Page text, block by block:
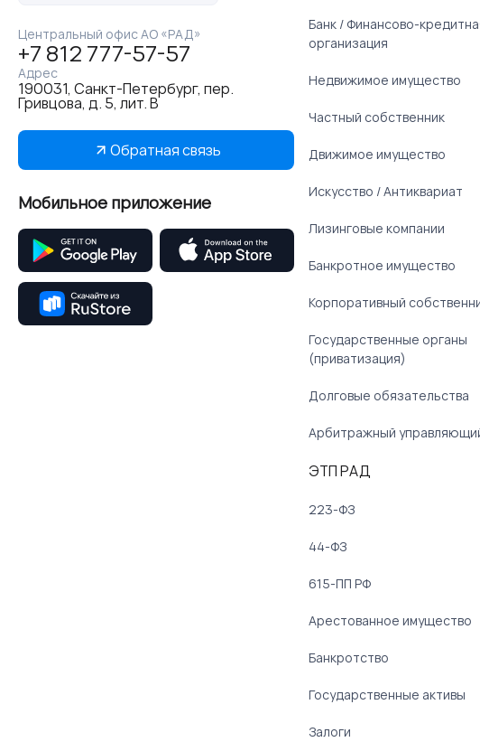
Центральный офис АО «РАД»
+7 812 777-57-57
Адрес
190031, Санкт-Петербург, пер.
Гривцова, д. 5, лит. В
Обратная связь
Мобильное приложение
Банк / Финансово-
организация
Недвижимое имущество
Частный собственник
Движимое имущество
Искусство / Антиквариат
Лизинговые компании
Банкротное имущество
Корпоративный
Государственные органы
(приватизация)
Долговые обязательства
Арбитражный
ЭТП РАД
223-ФЗ
44-ФЗ
615-ПП РФ
Арестованное имущество
Банкротство
Государственные активы
Залоги